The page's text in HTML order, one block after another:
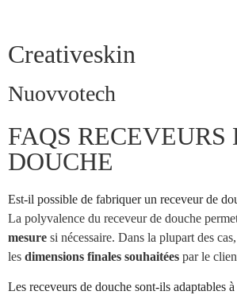
Creativeskin
Nuovvotech
FAQS RECEVEURS
DOUCHE
Est-il possible de fabriquer un receveur de
La polyvalence du receveur de douche
mesure si nécessaire. Dans la plupart des
les dimensions finales souhaitées par le
Les receveurs de douche sont-ils adaptables à